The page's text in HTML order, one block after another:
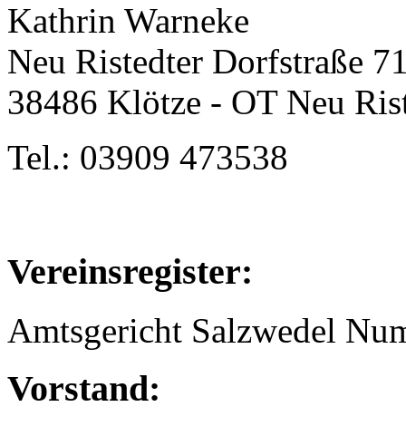
Kathrin Warneke
Neu Ristedter Dorfstraße
38486 Klötze - OT Neu
Tel.: 03909 473538
Vereinsregister:
Amtsgericht Salzwedel
Vorstand: